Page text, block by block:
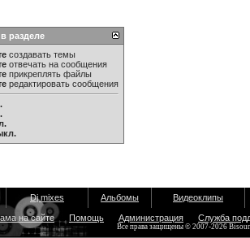
разделе
создавать темы
отвечать на сообщения
прикреплять файлы
редактировать сообщения
Dj mixes Альбомы Видеоклипы
на сайте Помощь Администрация Служба
Все права защищены © 2007-2026